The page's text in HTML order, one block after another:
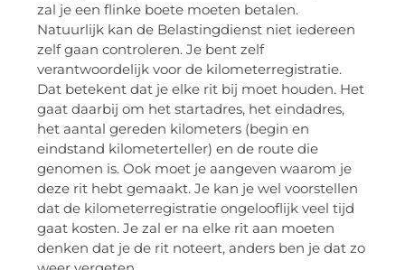
zal je een flinke boete moeten betalen.
Natuurlijk kan de Belastingdienst niet iedereen
zelf gaan controleren. Je bent zelf
verantwoordelijk voor de kilometerregistratie.
Dat betekent dat je elke rit bij moet houden. Het
gaat daarbij om het startadres, het eindadres,
het aantal gereden kilometers (begin en
eindstand kilometerteller) en de route die
genomen is. Ook moet je aangeven waarom je
deze rit hebt gemaakt. Je kan je wel voorstellen
dat de kilometerregistratie ongelooflijk veel tijd
gaat kosten. Je zal er na elke rit aan moeten
denken dat je de rit noteert, anders ben je dat zo